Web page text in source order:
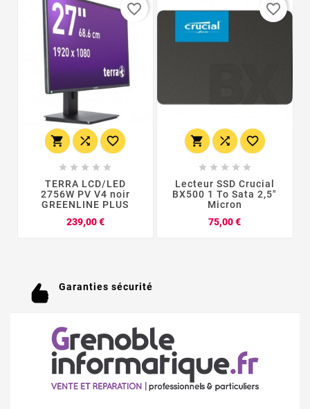
  
    
TERRA LCD/LED
2756W PV V4 noir
GREENLINE PLUS
239,00 €Prix
favorite_border
  
    
Lecteur SSD Crucial
BX500 1 To Sata 2,5"
Micron
75,00 €Prix
favorite_border
Garanties sécurité